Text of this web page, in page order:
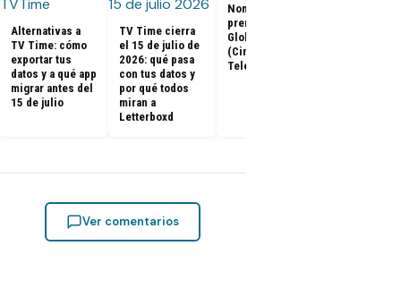
Alternativas a
TV Time: cómo
exportar tus
datos y a qué app
migrar antes del
15 de julio
TV Time cierra
el 15 de julio de
2026: qué pasa
con tus datos y
por qué todos
miran a
Letterboxd
Nominados a los
premios Golden
Globes 2025
(Cine y
Televisión)
Ver comentarios